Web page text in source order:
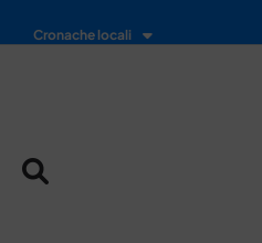
Cronache locali